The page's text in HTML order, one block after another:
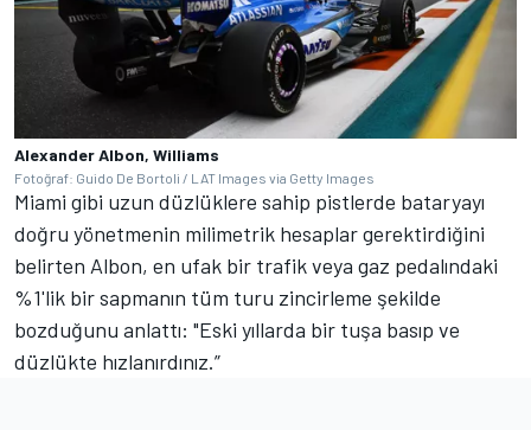
Alexander Albon, Williams
Fotoğraf: Guido De Bortoli / LAT Images via Getty Images
Miami gibi uzun düzlüklere sahip pistlerde bataryayı
doğru yönetmenin milimetrik hesaplar gerektirdiğini
belirten Albon, en ufak bir trafik veya gaz pedalındaki
%1'lik bir sapmanın tüm turu zincirleme şekilde
bozduğunu anlattı: "Eski yıllarda bir tuşa basıp ve
düzlükte hızlanırdınız.”